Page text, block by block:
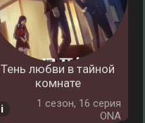
Тень любви в тайной
комнате
1 cезон, 16 серия
ONA